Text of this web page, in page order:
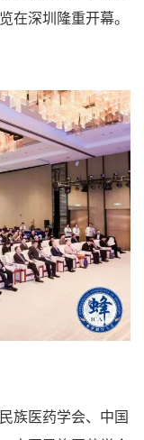
在深圳隆重开幕。
族医药学会、中国